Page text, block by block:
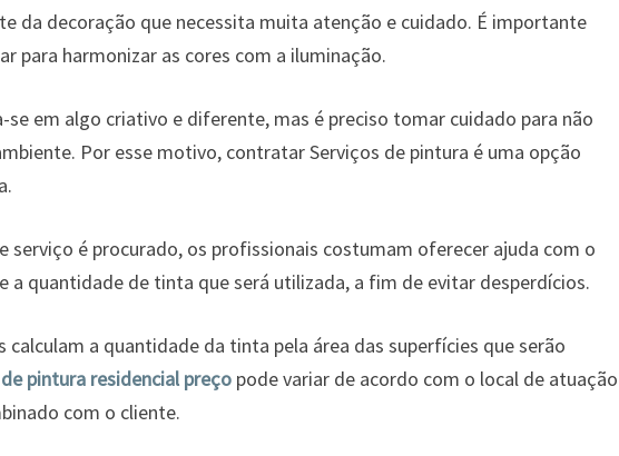
da decoração que necessita muita atenção e cuidado. É importante
para harmonizar as cores com a iluminação.
se em algo criativo e diferente, mas é preciso tomar cuidado para não
Por esse motivo, contratar Serviços de pintura é uma opção
serviço é procurado, os profissionais costumam oferecer ajuda com o
a quantidade de tinta que será utilizada, a fim de evitar desperdícios.
calculam a quantidade da tinta pela área das superfícies que serão
pintura residencial preço pode variar de acordo com o local de atuação
com o cliente.